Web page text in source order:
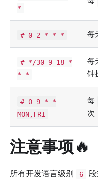
*
# 0 2 * * * 每
# */30 9-18 *
* *
每
钟
# 0 9 * *
MON,FRI
每
次
注意事项🔥
所有开发语言级别 6